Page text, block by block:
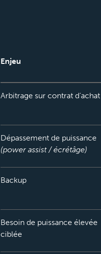
Enjeu
Arbitrage sur contrat d’achat
Dépassement de puissance
(power assist / écrétâge)
Backup
Besoin de puissance élevée
ciblée